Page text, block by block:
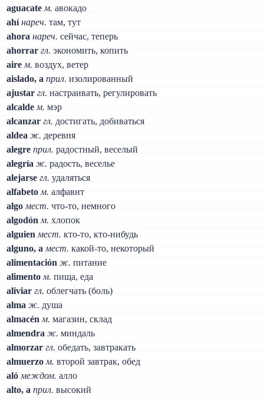
aguacate м. авокадо
ahí нареч. там, тут
ahora нареч. сейчас, теперь
ahorrar гл. экономить, копить
aire м. воздух, ветер
aislado, a прил. изолированный
ajustar гл. настраивать, регулировать
alcalde м. мэр
alcanzar гл. достигать, добиваться
aldea ж. деревня
alegre прил. радостный, веселый
alegría ж. радость, веселье
alejarse гл. удаляться
alfabeto м. алфавит
algo мест. что-то, немного
algodón м. хлопок
alguien мест. кто-то, кто-нибудь
alguno, a мест. какой-то, некоторый
alimentación ж. питание
alimento м. пища, еда
aliviar гл. облегчать (боль)
alma ж. душа
almacén м. магазин, склад
almendra ж. миндаль
almorzar гл. обедать, завтракать
almuerzo м. второй завтрак, обед
aló междом. алло
alto, a прил. высокий